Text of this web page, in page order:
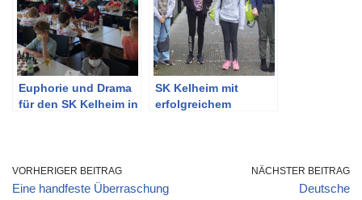
Euphorie und Drama
für den SK Kelheim in
SK Kelheim mit
erfolgreichem
VORHERIGER BEITRAG
Eine handfeste Überraschung
NÄCHSTER BEITRAG
Deutsche